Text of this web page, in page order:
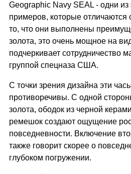
Geographic Navy SEAL - одни
примеров, которые отличаются
то, что они выполнены
золота, это очень мощное на
подчеркивает сотрудничество
группой спецназа США.
С точки зрения дизайна эти
противоречивы. С одной
золота, ободок из черной
ремешок создают ощущение
повседневности. Включение
также говорит скорее о
глубоком погружении.